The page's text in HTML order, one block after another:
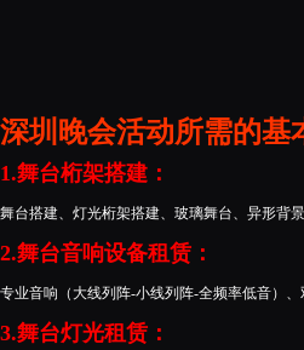
深圳晚会活动所需的基
1.舞台桁架搭建：
舞台搭建、灯光桁架搭建、玻璃舞台、异形背
2.舞台音响设备租赁：
专业音响（大线列阵-小线列阵-全频率低音）
3.舞台灯光租赁：